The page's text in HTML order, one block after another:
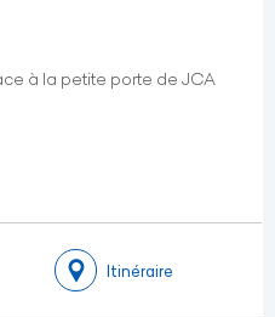
à la petite porte de JCA
Itinéraire